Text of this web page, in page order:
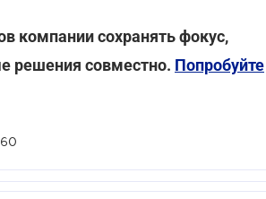
компании сохранять фокус,
решения совместно. Попробуйте